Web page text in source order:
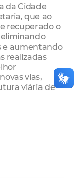
da Cidade
que ao
recuperado o
e aumentando
realizadas
vias,
viária de